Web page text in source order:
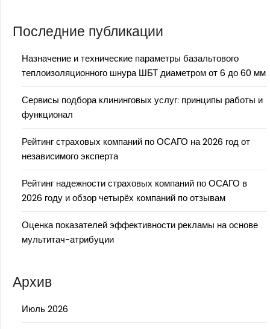
Последние публикации
Назначение и технические параметры базальтового
теплоизоляционного шнура ШБТ диаметром от 6 до 60 мм
Сервисы подбора клининговых услуг: принципы работы и
функционал
Рейтинг страховых компаний по ОСАГО на 2026 год от
независимого эксперта
Рейтинг надежности страховых компаний по ОСАГО в
2026 году и обзор четырёх компаний по отзывам
Оценка показателей эффективности рекламы на основе
мультитач-атрибуции
Архив
Июль 2026